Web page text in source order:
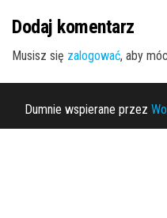
Dodaj komentarz
Musisz się zalogować, aby
Dumnie wspierane przez